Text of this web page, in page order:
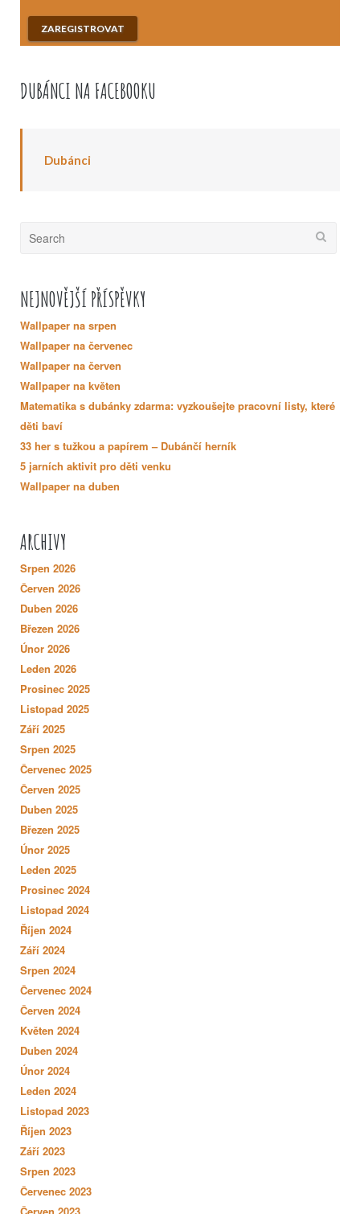
ZAREGISTROVAT
DUBÁNCI NA FACEBOOKU
Dubánci
Search
NEJNOVĚJŠÍ PŘÍSPĚVKY
Wallpaper na srpen
Wallpaper na červenec
Wallpaper na červen
Wallpaper na květen
Matematika s dubánky zdarma: vyzkoušejte pracovní listy, které
děti baví
33 her s tužkou a papírem – Dubánčí herník
5 jarních aktivit pro děti venku
Wallpaper na duben
ARCHIVY
Srpen 2026
Červen 2026
Duben 2026
Březen 2026
Únor 2026
Leden 2026
Prosinec 2025
Listopad 2025
Září 2025
Srpen 2025
Červenec 2025
Červen 2025
Duben 2025
Březen 2025
Únor 2025
Leden 2025
Prosinec 2024
Listopad 2024
Říjen 2024
Září 2024
Srpen 2024
Červenec 2024
Červen 2024
Květen 2024
Duben 2024
Únor 2024
Leden 2024
Listopad 2023
Říjen 2023
Září 2023
Srpen 2023
Červenec 2023